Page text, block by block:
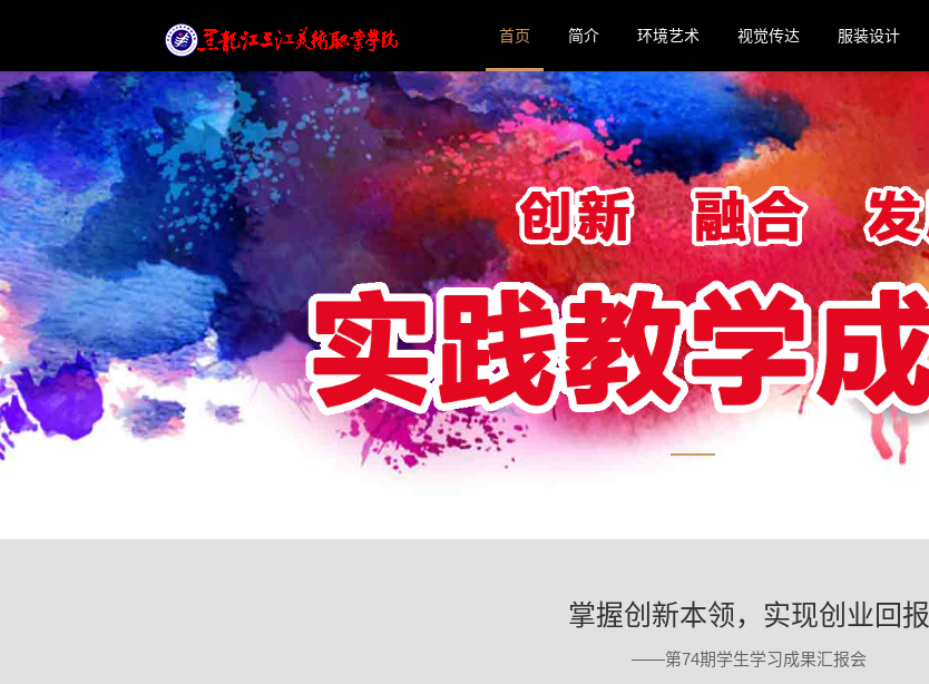
首页 简介 环境艺术 视觉传达 服装设计
掌握创新本领，实现创业回报
——第74期学生学习成果汇报会